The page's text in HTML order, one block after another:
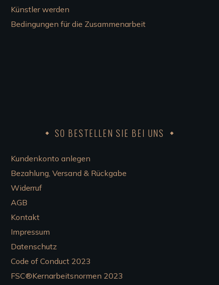
Künstler werden
Bedingungen für die Zusammenarbeit
SO BESTELLEN SIE BEI UNS
Kundenkonto anlegen
Bezahlung, Versand & Rückgabe
Widerruf
AGB
Kontakt
Impressum
Datenschutz
Code of Conduct 2023
FSC®Kernarbeitsnormen 2023